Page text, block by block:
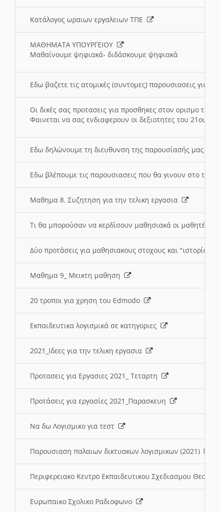
Κατάλογος ωραιων εργαλειων ΤΠΕ
ΜΑΘΗΜΑΤΑ ΥΠΟΥΡΓΕΙΟΥ
Μαθαίνουμε ψηφιακά- διδάσκουμε ψηφιακά
Εδω βαζετε τις ατομικές (συντομες) παρουσιασεις για
Οι δικές σας προτασεις για προσθηκες στον ορισμο
Φαινεται να σας ενδιαφερουν οι δεξιοτητες του 21ου
Εδω δηλώνουμε τη διευθυνση της παρουσίασής μας
Εδω βλέπουμε τις παρουσιασεις που θα γινουν στο
Μαθημα 8. Συζητηση για την τελικη εργασια
Τι θα μπορούσαν να κερδίσουν μαθησιακά οι μαθητές/
Δύο προτάσεις για μαθησιακους στοχους και "ιστορία"
Μαθημα 9_ Μεικτη μαθηση
20 τροποι για χρηση του Edmodo
Εκπαιδευτικα λογισμικά σε κατηγοριες
2021_Ιδεες για την τελικη εργασια
Προτασεις για Εργασιες 2021_ Τεταρτη
Προτάσεις για εργασίες 2021_Παρασκευη
Να δω Λογισμικο για τεστ
Παρουσιαση παλαιων δικτυακων λογισμικων (2021)
Περιφερειακο Κεντρο Εκπαιδευτικου Σχεδιασμου
Ευρωπαικο Σχολικο Ραδιοφωνο